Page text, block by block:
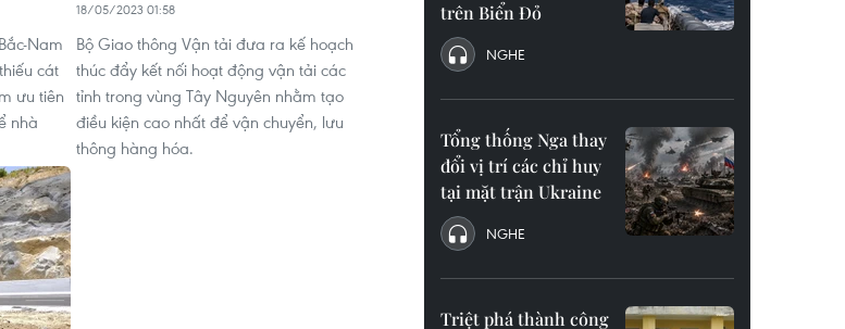
Nam
cát
ưu tiên
nhà
18/05/2023 01:58
Bộ Giao thông Vận tải đưa ra kế hoạch
thúc đẩy kết nối hoạt động vận tải các
tỉnh trong vùng Tây Nguyên nhằm tạo
điều kiện cao nhất để vận chuyển, lưu
thông hàng hóa.
trên Biển Đỏ
NGHE
Tổng thống Nga thay
đổi vị trí các chỉ huy
tại mặt trận Ukraine
NGHE
Triệt phá thành công